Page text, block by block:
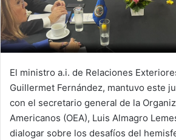
El ministro a.i. de Relaciones
Guillermet Fernández, mantuvo este
con el secretario general de la
Americanos (OEA), Luis Almagro
dialogar sobre los desafíos del